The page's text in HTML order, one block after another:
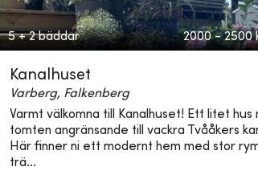
5 + 2 bäddar 2000 - 2500
Kanalhuset
Varberg, Falkenberg
Varmt välkomna till Kanalhuset! Ett litet hus
tomten angränsande till vackra Tvååkers
Här finner ni ett modernt hem med stor
trä...